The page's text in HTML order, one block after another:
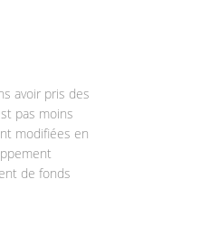
avoir pris des
pas moins
modifiées en
de fonds